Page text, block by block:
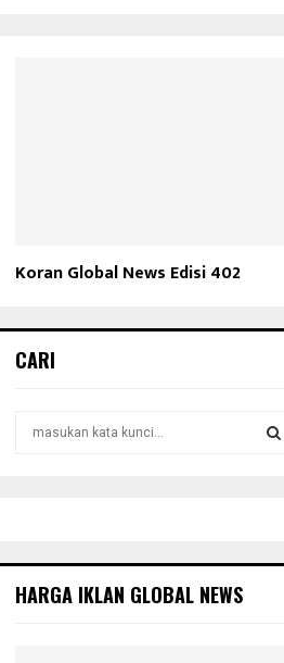
Koran Global News Edisi 402
CARI
r
A
HARGA IKLAN GLOBAL NEWS